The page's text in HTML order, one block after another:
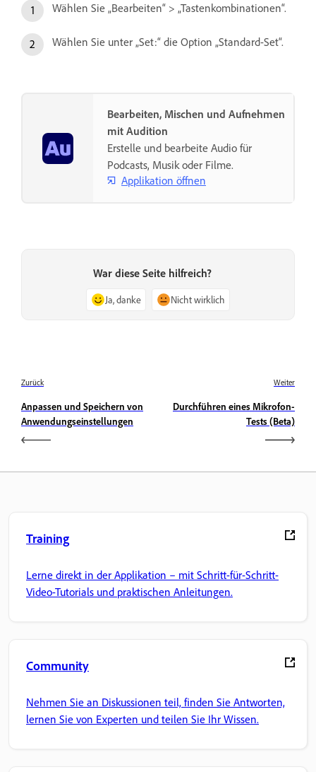
Wählen Sie „Bearbeiten“ > „Tastenkombinationen“.
Wählen Sie unter „Set:“ die Option „Standard-Set“.
Bearbeiten, Mischen und Aufnehmen
mit Audition
Erstelle und bearbeite Audio für
Podcasts, Musik oder Filme.
Applikation öffnen
War diese Seite hilfreich?
Ja, danke Nicht wirklich
Zurück
Anpassen und Speichern von
Anwendungseinstellungen
Weiter
Durchführen eines Mikrofon-
Tests (Beta)
Training
Lerne direkt in der Applikation – mit Schritt-für-Schritt-
Video-Tutorials und praktischen Anleitungen.
Community
Nehmen Sie an Diskussionen teil, finden Sie Antworten,
lernen Sie von Experten und teilen Sie Ihr Wissen.